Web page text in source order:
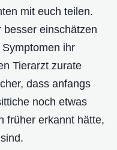
mit euch teilen.
einschätzen
ihr
Tierarzt zurate
dass anfangs
noch etwas
früher erkannt hätte,